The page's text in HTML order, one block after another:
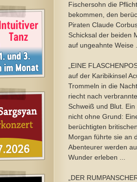
Fischersohn die
bekommen, den
Piraten Claude
Schicksal der beiden
auf ungeahnte Weise
„EINE
auf der Karibikinsel
Trommeln in die
riecht nach
Schweiß und Blut.
nicht ohne Grund:
berüchtigten
Morgan führte sie an
Abenteurer werden
Wunder erleben ...
„DER